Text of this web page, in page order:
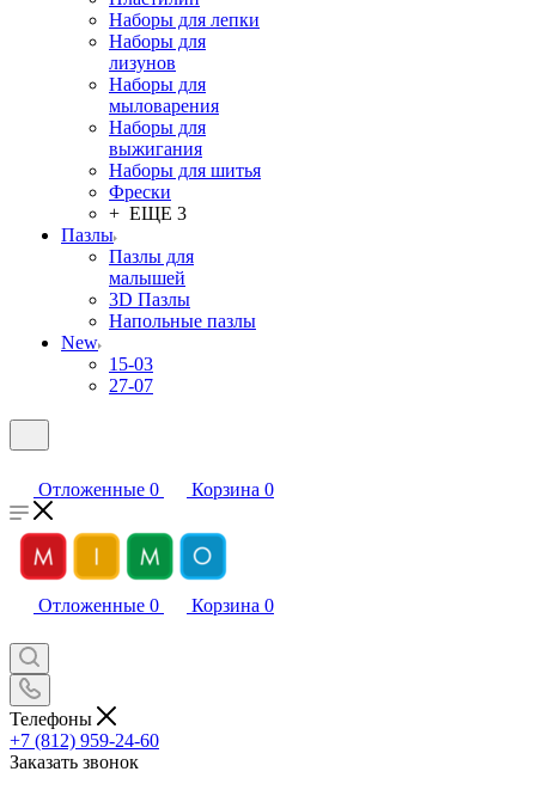
Наборы для лепки
Наборы для
лизунов
Наборы для
мыловарения
Наборы для
выжигания
Наборы для шитья
Фрески
+ ЕЩЕ 3
Пазлы
Пазлы для
малышей
3D Пазлы
Напольные пазлы
New
15-03
27-07
Отложенные 0 Корзина 0
Отложенные 0 Корзина 0
Телефоны
+7 (812) 959-24-60
Заказать звонок